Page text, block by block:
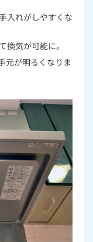
入れがしやすくな
換気が可能に。
元が明るくなりま